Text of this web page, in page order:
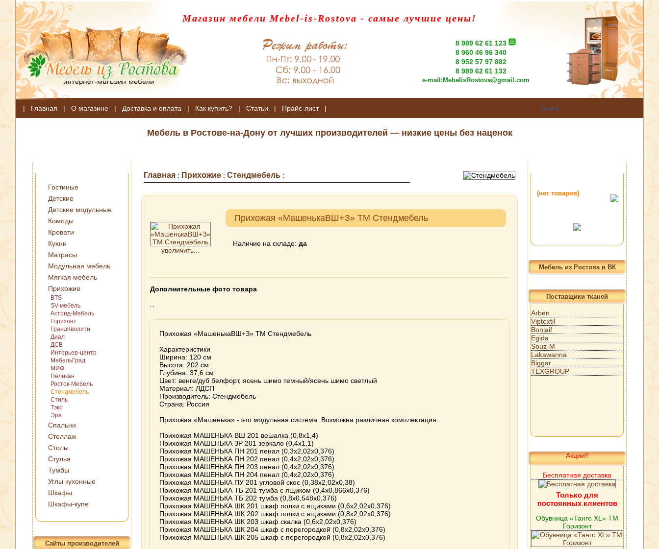
Магазин мебели Mebel-is-Rostova - самые лучшие цены!
8 989 62 61 123
8 960 46 96 340
8 952 57 97 882
8 989 62 61 132
e-mail: MebelisRostova@gmail.com
| Главная | О магазине | Доставка и оплата | Как купить? | Статьи | Прайс-лист |
Мебель в Ростове-на-Дону от лучших производителей — низкие цены без наценок
Гостиные
Детские
Детские модульные
Комоды
Кровати
Кухни
Матрасы
Модульная мебель
Мягкая мебель
Прихожие
BTS
SV-мебель
Астрид-Мебель
Горизонт
ГрандКволити
Диал
ДСВ
Интерьер-центр
МебельГрад
МИФ
Пеликан
Росток-Мебель
Стендмебель
Стиль
Тэкс
Эра
Спальни
Стеллаж
Столы
Стулья
Тумбы
Углы кухонные
Шкафы
Шкафы-купе
Сайты производителей
Главная : Прихожие : Стендмебель :
увеличить...
Прихожая «МашенькаВШ+З» ТМ Стендмебель
Наличие на складе: да
Дополнительные фото товара
Прихожая «МашенькаВШ+З» ТМ Стендмебель
Характеристики
Ширина: 120 см
Высота: 202 см
Глубина: 37,6 см
Цвет: венге/дуб белфорт, ясень шимо темный/ясень шимо светлый
Материал: ЛДСП
Производитель: Стендмебель
Страна: Россия
Прихожая «Машенька» - это модульная система. Возможна различная комплектация.
Прихожая МАШЕНЬКА ВШ 201 вешалка (0,8х1,4)
Прихожая МАШЕНЬКА ЗР 201 зеркало (0,4х1,1)
Прихожая МАШЕНЬКА ПН 201 пенал (0,3х2,02х0,376)
Прихожая МАШЕНЬКА ПН 202 пенал (0,4х2,02х0,376)
Прихожая МАШЕНЬКА ПН 203 пенал (0,4х2,02х0,376)
Прихожая МАШЕНЬКА ПН 204 пенал (0,4х2,02х0,376)
Прихожая МАШЕНЬКА ПУ 201 угловой скос (0,38х2,02х0,38)
Прихожая МАШЕНЬКА ТБ 201 тумба с ящиком (0,4х0,866х0,376)
Прихожая МАШЕНЬКА ТБ 202 тумба (0,8х0,548х0,376)
Прихожая МАШЕНЬКА ШК 201 шкаф полки с ящиками (0,6х2,02х0,376)
Прихожая МАШЕНЬКА ШК 202 шкаф полки с ящиками (0,8х2,02х0,376)
Прихожая МАШЕНЬКА ШК 203 шкаф скалка (0,6х2,02х0,376)
Прихожая МАШЕНЬКА ШК 204 шкаф с перегородкой (0,8х2,02х0,376)
Прихожая МАШЕНЬКА ШК 205 шкаф с перегородкой (0,8х2,02х0,376)
Мебель из Ростова в ВК
Поставщики тканей
Arben
Viptextil
Bonlaif
Egida
Souz-M
Lakawanna
Biggar
TEXGROUP
Акции!!
Бесплатная доставка
Только для
постоянных клиентов
Обувница «Танго XL» ТМ
Горизонт